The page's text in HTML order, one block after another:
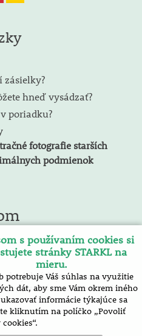
zásielky?
hneď vysádzať?
poriadku?
fotografie starších
podmienok
údajov. E-mailový
pre zrušenie nájdete v každom
s používaním cookies si
stránky STARKL na
mieru.
potrebuje Váš súhlas na využitie
dát, aby sme Vám okrem iného
informácie týkajúce sa
kliknutím na políčko „Povoliť